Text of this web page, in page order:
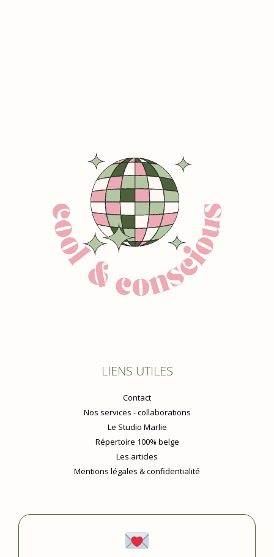
LIENS UTILES
Contact
Nos services - collaborations
Le Studio Marlie
Répertoire 100% belge
Les articles
Mentions légales & confidentialité